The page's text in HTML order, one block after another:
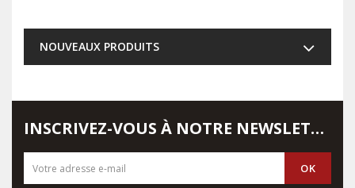
NOUVEAUX PRODUITS
INSCRIVEZ-VOUS À NOTRE NEWSLETTER